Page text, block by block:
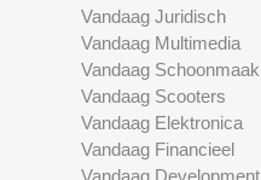
Vandaag Juridisch
Vandaag Multimedia
Vandaag Schoonmaak
Vandaag Scooters
Vandaag Elektronica
Vandaag Financieel